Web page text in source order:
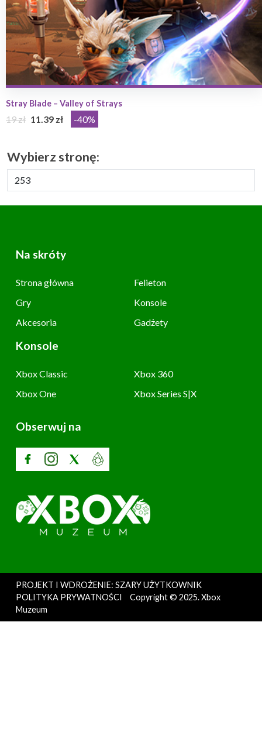
Stray Blade – Valley of Strays
19 zł 11.39 zł -40%
Wybierz stronę:
Na skróty
Strona główna
Felieton
Gry
Konsole
Akcesoria
Gadżety
Konsole
Xbox Classic
Xbox 360
Xbox One
Xbox Series S|X
Obserwuj na
PROJEKT I WDROŻENIE: SZARY UŻYTKOWNIK
POLITYKA PRYWATNOŚCI
Copyright © 2025. Xbox
Muzeum